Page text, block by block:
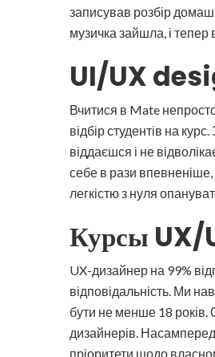
записував розбір
музичка зайшла, і тепер
UI/UX
Вчитися в Mate
відбір студентів на
віддаєшся і не
себе в рази
легкістю з нуля
Курсы UX/
UX-дизайнер на 99%
відповідальність. Ми
бути не менше 18 років.
дизайнерів.
пріоритети щодо